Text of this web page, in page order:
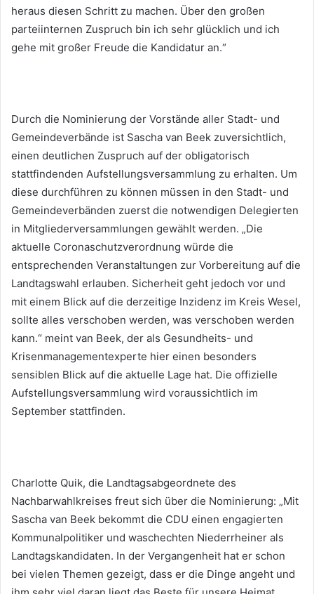
heraus diesen Schritt zu machen. Über den großen
parteiinternen Zuspruch bin ich sehr glücklich und ich
gehe mit großer Freude die Kandidatur an.“
Durch die Nominierung der Vorstände aller Stadt- und
Gemeindeverbände ist Sascha van Beek zuversichtlich,
einen deutlichen Zuspruch auf der obligatorisch
stattfindenden Aufstellungsversammlung zu erhalten. Um
diese durchführen zu können müssen in den Stadt- und
Gemeindeverbänden zuerst die notwendigen Delegierten
in Mitgliederversammlungen gewählt werden. „Die
aktuelle Coronaschutzverordnung würde die
entsprechenden Veranstaltungen zur Vorbereitung auf die
Landtagswahl erlauben. Sicherheit geht jedoch vor und
mit einem Blick auf die derzeitige Inzidenz im Kreis Wesel,
sollte alles verschoben werden, was verschoben werden
kann.“ meint van Beek, der als Gesundheits- und
Krisenmanagementexperte hier einen besonders
sensiblen Blick auf die aktuelle Lage hat. Die offizielle
Aufstellungsversammlung wird voraussichtlich im
September stattfinden.
Charlotte Quik, die Landtagsabgeordnete des
Nachbarwahlkreises freut sich über die Nominierung: „Mit
Sascha van Beek bekommt die CDU einen engagierten
Kommunalpolitiker und waschechten Niederrheiner als
Landtagskandidaten. In der Vergangenheit hat er schon
bei vielen Themen gezeigt, dass er die Dinge angeht und